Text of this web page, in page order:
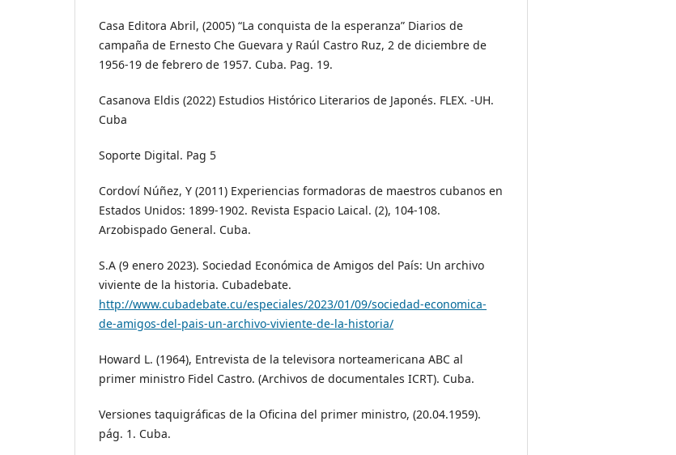
Casa Editora Abril, (2005) “La conquista de la esperanza” Diarios de
campaña de Ernesto Che Guevara y Raúl Castro Ruz, 2 de diciembre de
1956-19 de febrero de 1957. Cuba. Pag. 19.
Casanova Eldis (2022) Estudios Histórico Literarios de Japonés. FLEX. -UH.
Cuba
Soporte Digital. Pag 5
Cordoví Núñez, Y (2011) Experiencias formadoras de maestros cubanos en
Estados Unidos: 1899-1902. Revista Espacio Laical. (2), 104-108.
Arzobispado General. Cuba.
S.A (9 enero 2023). Sociedad Económica de Amigos del País: Un archivo
viviente de la historia. Cubadebate.
http://www.cubadebate.cu/especiales/2023/01/09/sociedad-economica-
de-amigos-del-pais-un-archivo-viviente-de-la-historia/
Howard L. (1964), Entrevista de la televisora norteamericana ABC al
primer ministro Fidel Castro. (Archivos de documentales ICRT). Cuba.
Versiones taquigráficas de la Oficina del primer ministro, (20.04.1959).
pág. 1. Cuba.